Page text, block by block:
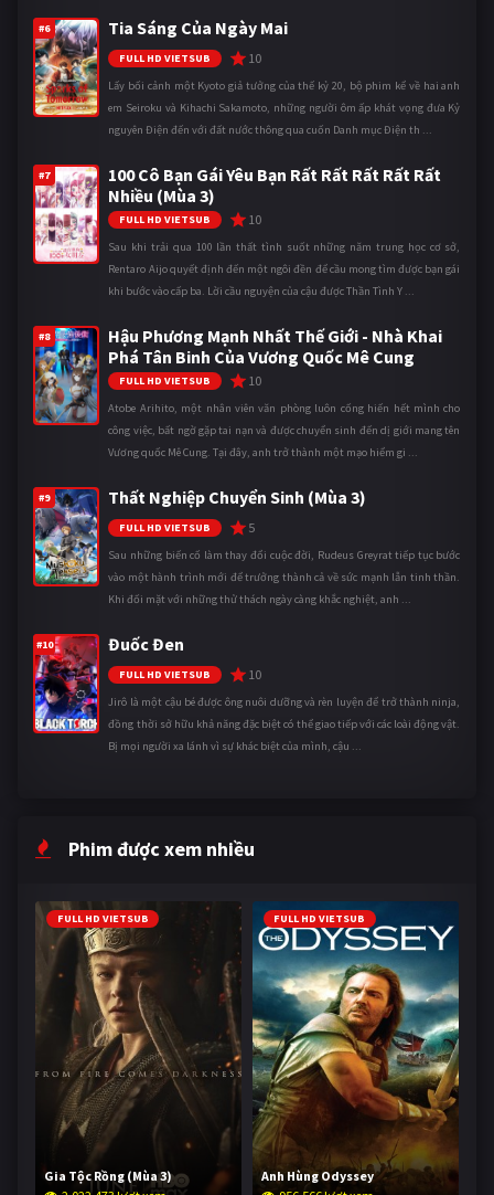
#6 Tia Sáng Của Ngày Mai
FULL HD VIETSUB 10
Lấy bối cảnh một Kyoto giả tưởng của thế kỷ 20, bộ phim kể về hai anh
em Seiroku và Kihachi Sakamoto, những người ôm ấp khát vọng đưa Kỷ
nguyên Điện đến với đất nước thông qua cuốn Danh mục Điện th ...
#7
100 Cô Bạn Gái Yêu Bạn Rất Rất Rất Rất Rất
Nhiều (Mùa 3)
FULL HD VIETSUB 10
Sau khi trải qua 100 lần thất tình suốt những năm trung học cơ sở,
Rentaro Aijo quyết định đến một ngôi đền để cầu mong tìm được bạn gái
khi bước vào cấp ba. Lời cầu nguyện của cậu được Thần Tình Y ...
#8
Hậu Phương Mạnh Nhất Thế Giới - Nhà Khai
Phá Tân Binh Của Vương Quốc Mê Cung
FULL HD VIETSUB 10
Atobe Arihito, một nhân viên văn phòng luôn cống hiến hết mình cho
công việc, bất ngờ gặp tai nạn và được chuyển sinh đến dị giới mang tên
Vương quốc Mê Cung. Tại đây, anh trở thành một mạo hiểm gi ...
#9 Thất Nghiệp Chuyển Sinh (Mùa 3)
FULL HD VIETSUB 5
Sau những biến cố làm thay đổi cuộc đời, Rudeus Greyrat tiếp tục bước
vào một hành trình mới để trưởng thành cả về sức mạnh lẫn tinh thần.
Khi đối mặt với những thử thách ngày càng khắc nghiệt, anh ...
#10 Đuốc Đen
FULL HD VIETSUB 10
Jirô là một cậu bé được ông nuôi dưỡng và rèn luyện để trở thành ninja,
đồng thời sở hữu khả năng đặc biệt có thể giao tiếp với các loài động vật.
Bị mọi người xa lánh vì sự khác biệt của mình, cậu ...
Phim được xem nhiều
FULL HD VIETSUB
Gia Tộc Rồng (Mùa 3)
FULL HD VIETSUB
Anh Hùng Odyssey